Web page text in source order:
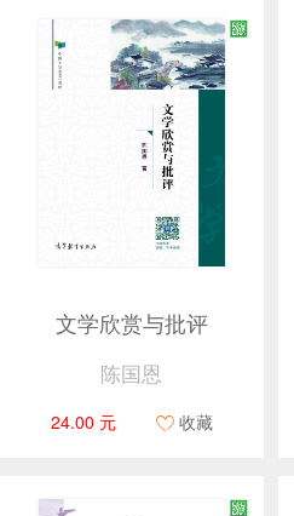
文学欣赏与批评
陈国恩
24.00 元 收藏